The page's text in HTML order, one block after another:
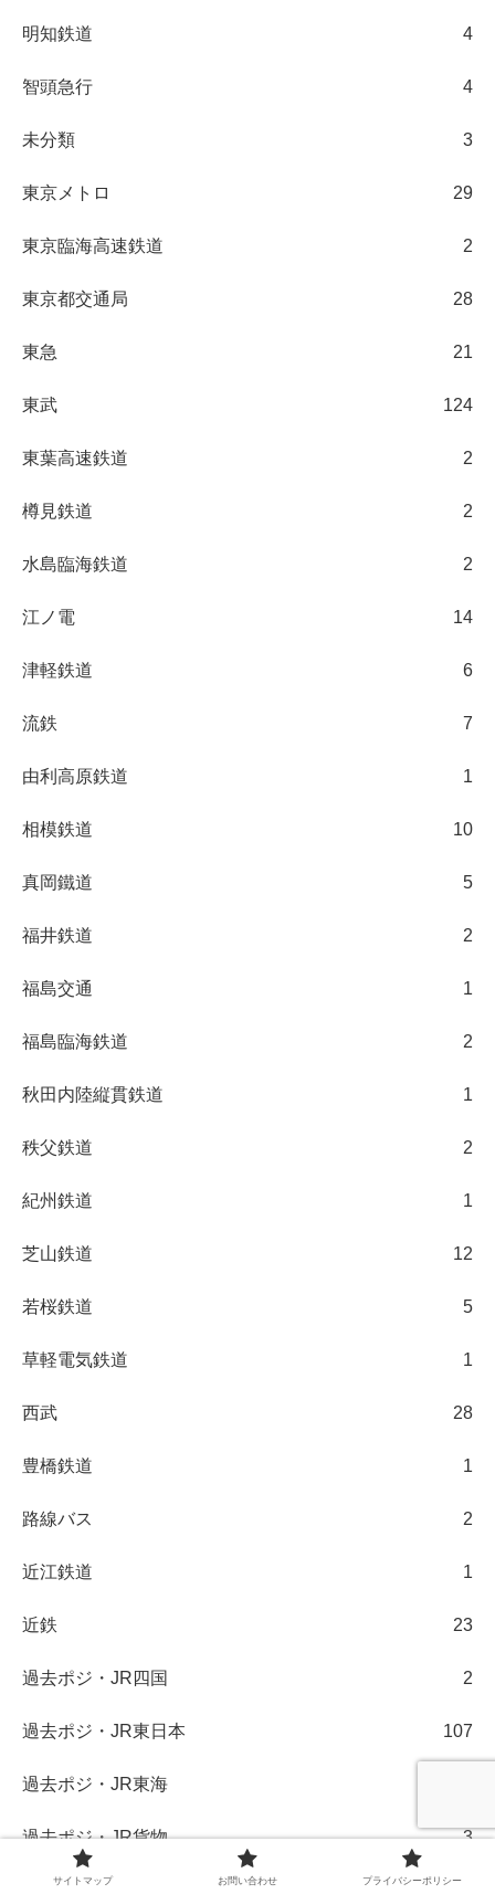
明知鉄道 4
智頭急行 4
未分類 3
東京メトロ 29
東京臨海高速鉄道 2
東京都交通局 28
東急 21
東武 124
東葉高速鉄道 2
樽見鉄道 2
水島臨海鉄道 2
江ノ電 14
津軽鉄道 6
流鉄 7
由利高原鉄道 1
相模鉄道 10
真岡鐵道 5
福井鉄道 2
福島交通 1
福島臨海鉄道 2
秋田内陸縦貫鉄道 1
秩父鉄道 2
紀州鉄道 1
芝山鉄道 12
若桜鉄道 5
草軽電気鉄道 1
西武 28
豊橋鉄道 1
路線バス 2
近江鉄道 1
近鉄 23
過去ポジ・JR四国 2
過去ポジ・JR東日本 107
過去ポジ・JR東海
過去ポジ・JR貨物 3
過去ポジ・京成
サイトマップ お問い合わせ プライバシーポリシー